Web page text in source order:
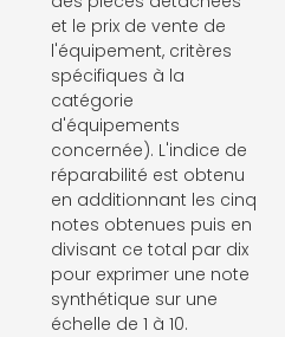
et le prix de vente de
l'équipement, critères
spécifiques à la
catégorie
d'équipements
concernée). L'indice de
réparabilité est obtenu
en additionnant les cinq
notes obtenues puis en
divisant ce total par dix
pour exprimer une note
synthétique sur une
échelle de 1 à 10.